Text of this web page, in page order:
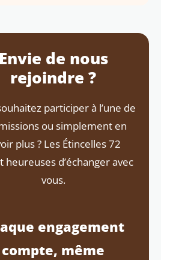
Envie de nous
rejoindre ?
participer à l’une de
ou simplement en
plus ? Les Étincelles 72
heureuses d’échanger avec
vous.
engagement
compte, même